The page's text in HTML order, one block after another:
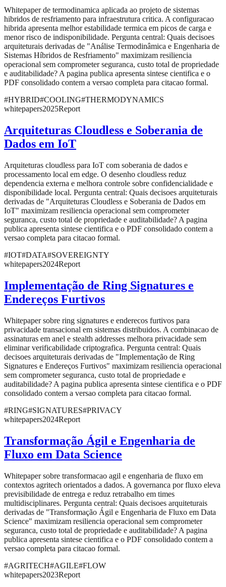
Whitepaper de termodinamica aplicada ao projeto de sistemas
hibridos de resfriamento para infraestrutura critica. A configuracao
hibrida apresenta melhor estabilidade termica em picos de carga e
menor risco de indisponibilidade. Pergunta central: Quais decisoes
arquiteturais derivadas de "Análise Termodinâmica e Engenharia de
Sistemas Híbridos de Resfriamento" maximizam resiliencia
operacional sem comprometer seguranca, custo total de propriedade
e auditabilidade? A pagina publica apresenta sintese cientifica e o
PDF consolidado contem a versao completa para citacao formal.
#HYBRID#COOLING#THERMODYNAMICS
whitepapers2025Report
Arquiteturas Cloudless e Soberania de
Dados em IoT
Arquiteturas cloudless para IoT com soberania de dados e
processamento local em edge. O desenho cloudless reduz
dependencia externa e melhora controle sobre confidencialidade e
disponibilidade local. Pergunta central: Quais decisoes arquiteturais
derivadas de "Arquiteturas Cloudless e Soberania de Dados em
IoT" maximizam resiliencia operacional sem comprometer
seguranca, custo total de propriedade e auditabilidade? A pagina
publica apresenta sintese cientifica e o PDF consolidado contem a
versao completa para citacao formal.
#IOT#DATA#SOVEREIGNTY
whitepapers2024Report
Implementação de Ring Signatures e
Endereços Furtivos
Whitepaper sobre ring signatures e enderecos furtivos para
privacidade transacional em sistemas distribuidos. A combinacao de
assinaturas em anel e stealth addresses melhora privacidade sem
eliminar verificabilidade criptografica. Pergunta central: Quais
decisoes arquiteturais derivadas de "Implementação de Ring
Signatures e Endereços Furtivos" maximizam resiliencia operacional
sem comprometer seguranca, custo total de propriedade e
auditabilidade? A pagina publica apresenta sintese cientifica e o PDF
consolidado contem a versao completa para citacao formal.
#RING#SIGNATURES#PRIVACY
whitepapers2024Report
Transformação Ágil e Engenharia de
Fluxo em Data Science
Whitepaper sobre transformacao agil e engenharia de fluxo em
contextos agritech orientados a dados. A governanca por fluxo eleva
previsibilidade de entrega e reduz retrabalho em times
multidisciplinares. Pergunta central: Quais decisoes arquiteturais
derivadas de "Transformação Ágil e Engenharia de Fluxo em Data
Science" maximizam resiliencia operacional sem comprometer
seguranca, custo total de propriedade e auditabilidade? A pagina
publica apresenta sintese cientifica e o PDF consolidado contem a
versao completa para citacao formal.
#AGRITECH#AGILE#FLOW
whitepapers2023Report